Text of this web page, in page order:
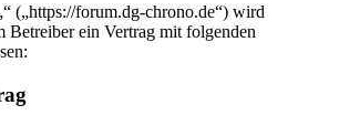
(„https://forum.dg-chrono.de“) wird
Betreiber ein Vertrag mit folgenden